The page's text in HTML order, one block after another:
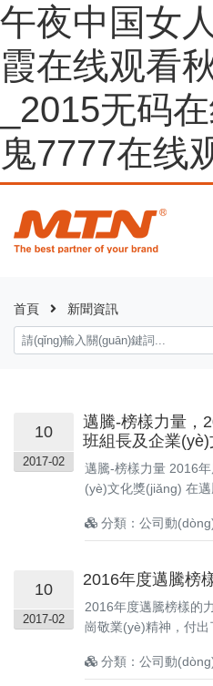
午夜中国女
霞在线观看
_2015无码
鬼7777在线
首頁 新聞資訊
10
2017-02
邁騰-榜樣力量，
班組長及企業
邁騰-榜樣力量 2016年
(yè)文化獎(jiǎng) 在邁
分類：公司動
10
2017-02
2016年度邁騰榜
2016年度邁騰榜樣的
崗敬業(yè)精神，付
分類：公司動